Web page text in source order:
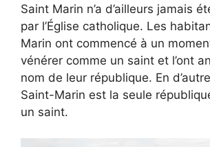
Saint Marin n’a d’ailleurs jamais
par l’Église catholique. Les
Marin ont commencé à un
vénérer comme un saint et l’ont
nom de leur république. En
Saint-Marin est la seule
un saint.